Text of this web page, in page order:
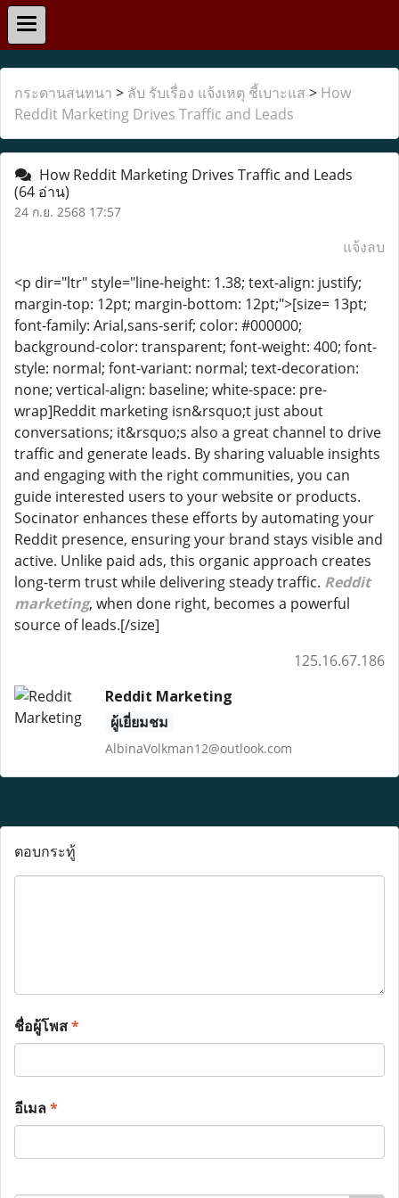
กระดานสนทนา > ลับ รับเรื่อง แจ้งเหตุ ชี้เบาะแส > How
Reddit Marketing Drives Traffic and Leads
How Reddit Marketing Drives Traffic and Leads
(64 อ่าน)
24 ก.ย. 2568 17:57
แจ้งลบ
<p dir="ltr" style="line-height: 1.38; text-align: justify;
margin-top: 12pt; margin-bottom: 12pt;">[size= 13pt;
font-family: Arial,sans-serif; color: #000000;
background-color: transparent; font-weight: 400; font-
style: normal; font-variant: normal; text-decoration:
none; vertical-align: baseline; white-space: pre-
wrap]Reddit marketing isn&rsquo;t just about
conversations; it&rsquo;s also a great channel to drive
traffic and generate leads. By sharing valuable insights
and engaging with the right communities, you can
guide interested users to your website or products.
Socinator enhances these efforts by automating your
Reddit presence, ensuring your brand stays visible and
active. Unlike paid ads, this organic approach creates
long-term trust while delivering steady traffic. Reddit
marketing, when done right, becomes a powerful
source of leads.[/size]
125.16.67.186
Reddit Marketing
ผู้เยี่ยมชม
AlbinaVolkman12@outlook.com
ตอบกระทู้
ชื่อผู้โพส*
อีเมล*